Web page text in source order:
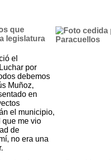
que
legislatura
el
por
debemos
Muñoz,
en
el municipio,
que me vio
de
no era una